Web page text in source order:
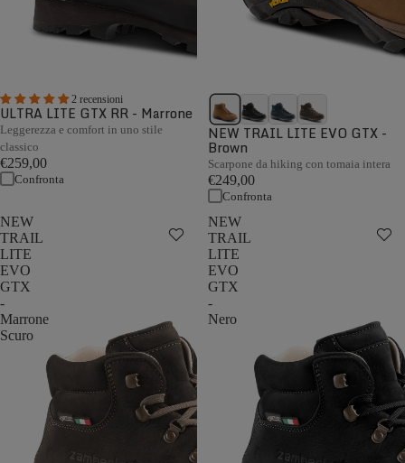
2 recensioni
ULTRA LITE GTX RR - Marrone
Leggerezza e comfort in uno stile
classico
€259,00
Confronta
NEW TRAIL LITE EVO GTX -
Brown
Scarpone da hiking con tomaia intera
€249,00
Confronta
NEW
TRAIL
LITE
EVO
GTX
-
Marrone
Scuro
NEW
TRAIL
LITE
EVO
GTX
-
Nero